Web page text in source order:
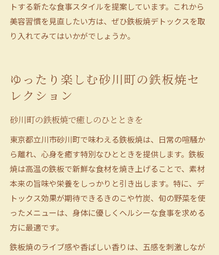
トする新たな食事スタイルを提案しています。これから
美容習慣を見直したい方は、ぜひ鉄板焼デトックスを取
り入れてみてはいかがでしょうか。
ゆったり楽しむ砂川町の鉄板焼セ
レクション
砂川町の鉄板焼で癒しのひとときを
東京都立川市砂川町で味わえる鉄板焼は、日常の喧騒か
ら離れ、心身を癒す特別なひとときを提供します。鉄板
焼は高温の鉄板で新鮮な食材を焼き上げることで、素材
本来の旨味や栄養をしっかりと引き出します。特に、デ
トックス効果が期待できるきのこや竹炭、旬の野菜を使
ったメニューは、身体に優しくヘルシーな食事を求める
方に最適です。
鉄板焼のライブ感や香ばしい香りは、五感を刺激しなが